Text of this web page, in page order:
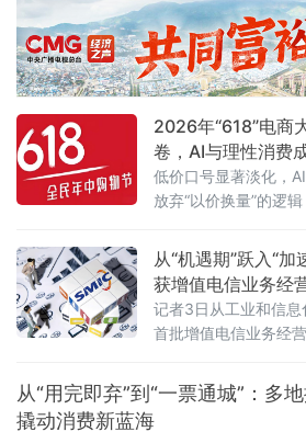
及合规服务等产业链
表，围绕两高最新司
求，深入探讨合规经
径。6月5日，由杭州
费用支付合规问题专
2026年“618”电商
卷，AI与理性消费
低价口号显著淡化，
放弃“以价换量”的逻
从“机遇期”跃入“
获增值电信业务经
记者3日从工业和信
首批增值电信业务经
展互联网数据中心、
务等增值电信业务。
从“用完即弃”到“一票通城”：多
撬动消费新蓝海